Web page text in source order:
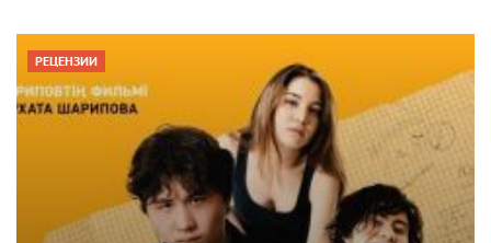
РЕЦЕНЗИИ